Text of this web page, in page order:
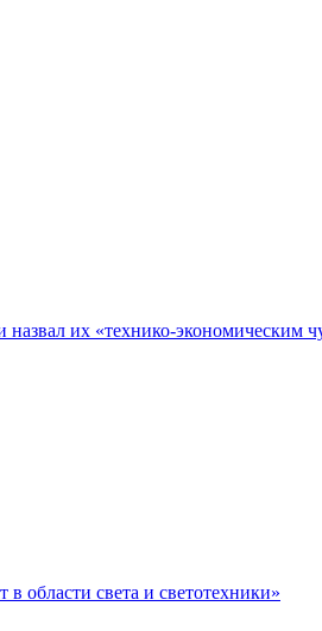
назвал их «технико-экономическим
области света и светотехники»